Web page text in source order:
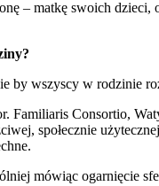
– matkę swoich dzieci,
by wszyscy w rodzinie
Familiaris Consortio,
społecznie
mówiąc ogarnięcie